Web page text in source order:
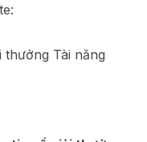
Tài năng